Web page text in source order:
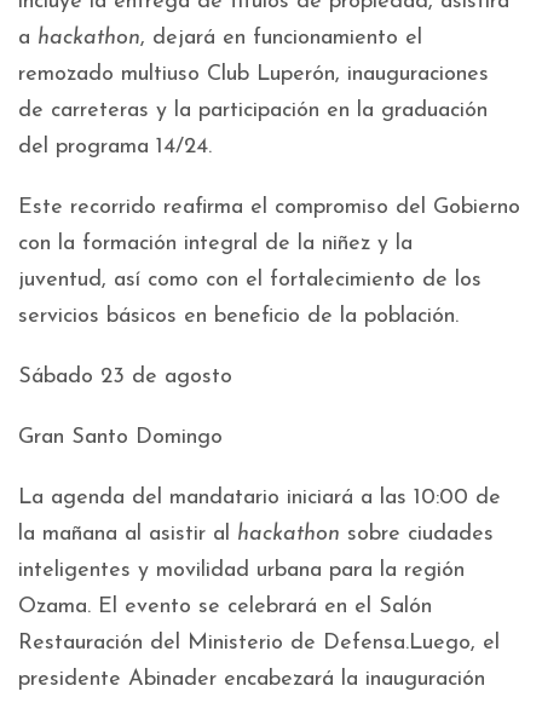
a hackathon, dejará en funcionamiento el
remozado multiuso Club Luperón, inauguraciones
de carreteras y la participación en la graduación
del programa 14/24.
Este recorrido reafirma el compromiso del Gobierno
con la formación integral de la niñez y la
juventud, así como con el fortalecimiento de los
servicios básicos en beneficio de la población.
Sábado 23 de agosto
Gran Santo Domingo
La agenda del mandatario iniciará a las 10:00 de
la mañana al asistir al hackathon sobre ciudades
inteligentes y movilidad urbana para la región
Ozama. El evento se celebrará en el Salón
Restauración del Ministerio de Defensa.Luego, el
presidente Abinader encabezará la inauguración